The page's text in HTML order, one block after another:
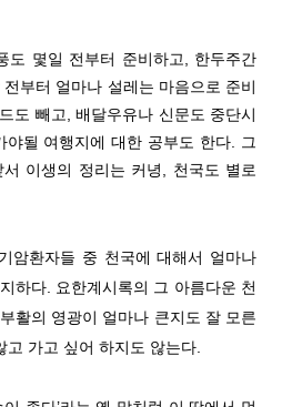
도 몇일 전부터 준비하고, 한두주간
부터 얼마나 설레는 마음으로 준비
도 빼고, 배달우유나 신문도 중단시
될 여행지에 대한 공부도 한다. 그
이생의 정리는 커녕, 천국도 별로
암환자들 중 천국에 대해서 얼마나
하다. 요한계시록의 그 아름다운 천
활의 영광이 얼마나 큰지도 잘 모른
가고 싶어 하지도 않는다.